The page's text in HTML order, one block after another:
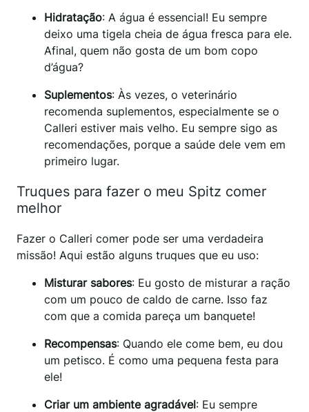
Hidratação: A água é essencial! Eu sempre
deixo uma tigela cheia de água fresca para ele.
Afinal, quem não gosta de um bom copo
d’água?
Suplementos: Às vezes, o veterinário
recomenda suplementos, especialmente se o
Calleri estiver mais velho. Eu sempre sigo as
recomendações, porque a saúde dele vem em
primeiro lugar.
Truques para fazer o meu Spitz comer
melhor
Fazer o Calleri comer pode ser uma verdadeira
missão! Aqui estão alguns truques que eu uso:
Misturar sabores: Eu gosto de misturar a ração
com um pouco de caldo de carne. Isso faz
com que a comida pareça um banquete!
Recompensas: Quando ele come bem, eu dou
um petisco. É como uma pequena festa para
ele!
Criar um ambiente agradável: Eu sempre